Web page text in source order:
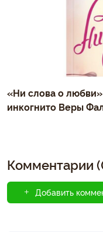
«Ни слова о
инкогнито Веры
Комментарии
Добавить